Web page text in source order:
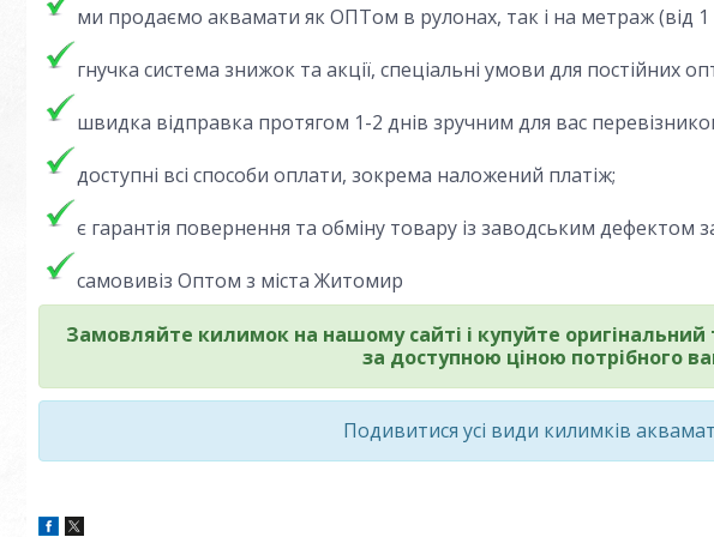
ми продаємо аквамати як ОПТом в рулонах, так і на метраж (від
гнучка система знижок та акції, спеціальні умови для постійних
швидка відправка протягом 1-2 днів зручним для вас
доступні всі способи оплати, зокрема наложений платіж;
є гарантія повернення та обміну товару із заводським дефектом
самовивіз Оптом з міста Житомир
Замовляйте килимок на нашому сайті і купуйте оригінальний
за доступною ціною потрібного
Подивитися усі види килимків